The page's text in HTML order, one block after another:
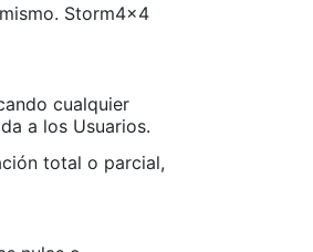
Storm4x4
cualquier
a los Usuarios.
total o parcial,